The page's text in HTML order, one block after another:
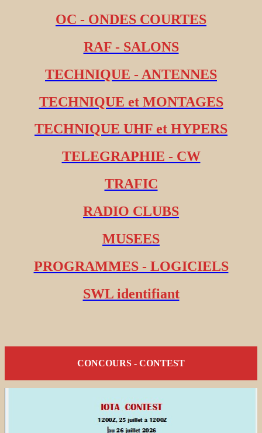
OC - ONDES COURTES
RAF - SALONS
TECHNIQUE - ANTENNES
TECHNIQUE et MONTAGES
TECHNIQUE UHF et HYPERS
TELEGRAPHIE - CW
TRAFIC
RADIO CLUBS
MUSEES
PROGRAMMES - LOGICIELS
SWL identifiant
CONCOURS - CONTEST